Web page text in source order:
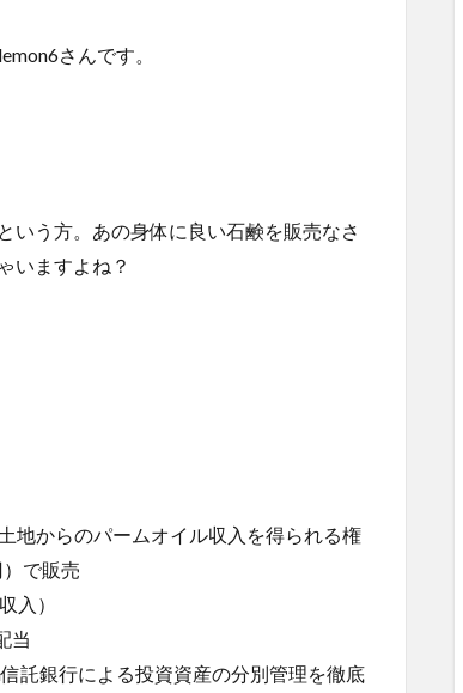
さんです。
いう方。あの身体に良い石鹸を販売なさ
いますよね？
地からのパームオイル収入を得られる権
で販売
入）
当
託銀行による投資資産の分別管理を徹底